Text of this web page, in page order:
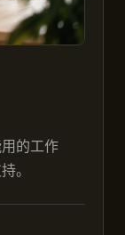
的工作
。